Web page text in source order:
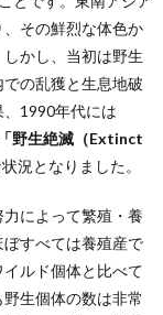
その鮮烈な体色か
かし、当初は野生
の乱獲と生息地破
1990年代には
「野生絶滅（Extinct
況となりました。
によって繁殖・養
すべては養殖産で
ルド個体と比べて
生個体の数は非常